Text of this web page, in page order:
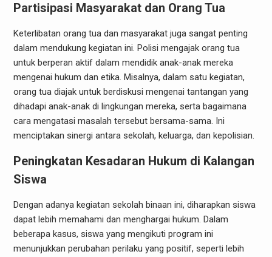
Partisipasi Masyarakat dan Orang Tua
Keterlibatan orang tua dan masyarakat juga sangat penting
dalam mendukung kegiatan ini. Polisi mengajak orang tua
untuk berperan aktif dalam mendidik anak-anak mereka
mengenai hukum dan etika. Misalnya, dalam satu kegiatan,
orang tua diajak untuk berdiskusi mengenai tantangan yang
dihadapi anak-anak di lingkungan mereka, serta bagaimana
cara mengatasi masalah tersebut bersama-sama. Ini
menciptakan sinergi antara sekolah, keluarga, dan kepolisian.
Peningkatan Kesadaran Hukum di Kalangan
Siswa
Dengan adanya kegiatan sekolah binaan ini, diharapkan siswa
dapat lebih memahami dan menghargai hukum. Dalam
beberapa kasus, siswa yang mengikuti program ini
menunjukkan perubahan perilaku yang positif, seperti lebih